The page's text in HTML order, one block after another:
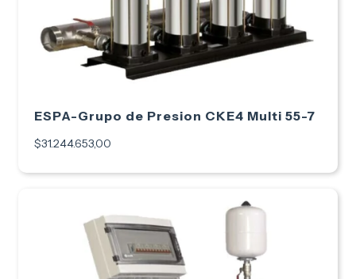
ESPA-Grupo de Presion CKE4 Multi 55-7
$31.244.653,00